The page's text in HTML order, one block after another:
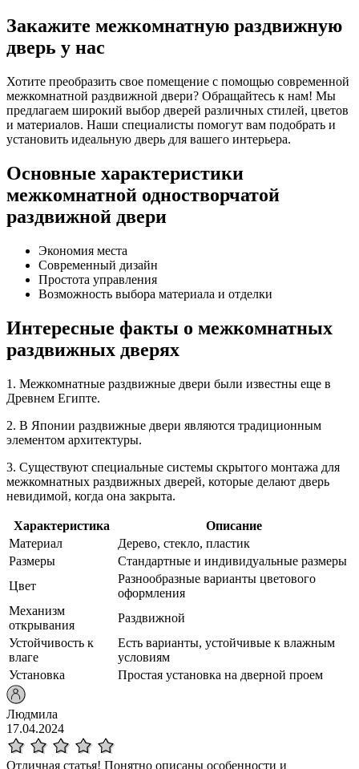
Закажите межкомнатную раздвижную
дверь у нас
Хотите преобразить свое помещение с помощью современной
межкомнатной раздвижной двери? Обращайтесь к нам! Мы
предлагаем широкий выбор дверей различных стилей, цветов
и материалов. Наши специалисты помогут вам подобрать и
установить идеальную дверь для вашего интерьера.
Основные характеристики
межкомнатной одностворчатой
раздвижной двери
Экономия места
Современный дизайн
Простота управления
Возможность выбора материала и отделки
Интересные факты о межкомнатных
раздвижных дверях
1. Межкомнатные раздвижные двери были известны еще в
Древнем Египте.
2. В Японии раздвижные двери являются традиционным
элементом архитектуры.
3. Существуют специальные системы скрытого монтажа для
межкомнатных раздвижных дверей, которые делают дверь
невидимой, когда она закрыта.
Характеристика
Описание
Материал
Дерево, стекло, пластик
Размеры
Стандартные и индивидуальные размеры
Цвет
Разнообразные варианты цветового
оформления
Механизм
открывания
Раздвижной
Устойчивость к
влаге
Есть варианты, устойчивые к влажным
условиям
Установка
Простая установка на дверной проем
Людмила
17.04.2024
Отличная статья! Понятно описаны особенности и